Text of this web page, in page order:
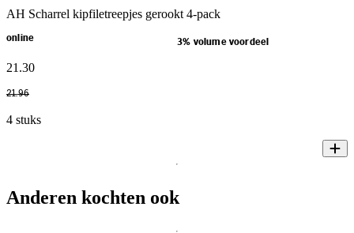
AH Scharrel kipfiletreepjes gerookt 4-pack
online 3% volume voordeel
21 .30
21.96
4 stuks
Anderen kochten ook